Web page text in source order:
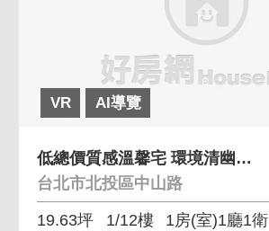
VR AI導覽
低總價質感溫馨宅 環境清幽，離塵不離城
台北市北投區中山路
19.63坪 1/12樓 1房(室)1廳1衛